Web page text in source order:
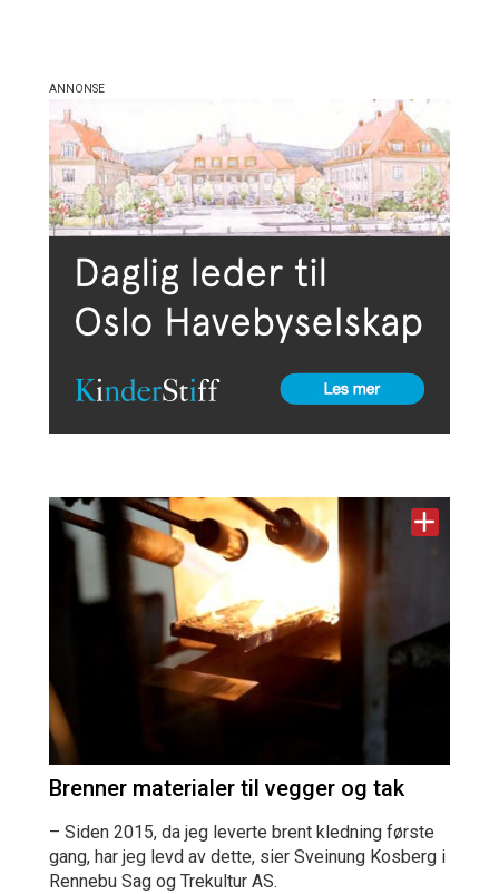
Brenner materialer til vegger og tak
– Siden 2015, da jeg leverte brent kledning første
gang, har jeg levd av dette, sier Sveinung Kosberg i
Rennebu Sag og Trekultur AS.